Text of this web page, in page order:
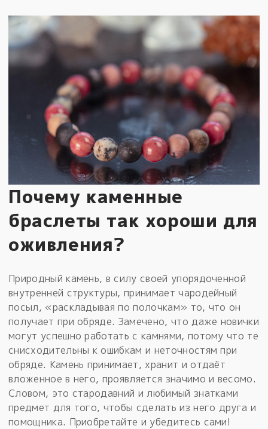
Почему каменные
браслеты так хороши для
оживления?
Природный камень, в силу своей упорядоченной
внутренней структуры, принимает чародейный
посыл, «раскладывая по полочкам» то, что он
получает при обряде. Замечено, что даже новички
могут успешно работать с камнями, потому что те
снисходительны к ошибкам и неточностям при
обряде. Камень принимает, хранит и отдаёт
вложенное в него, проявляется значимо и весомо.
Словом, это стародавний и любимый знатками
предмет для того, чтобы сделать из него друга и
помощника. Приобретайте и убедитесь сами!